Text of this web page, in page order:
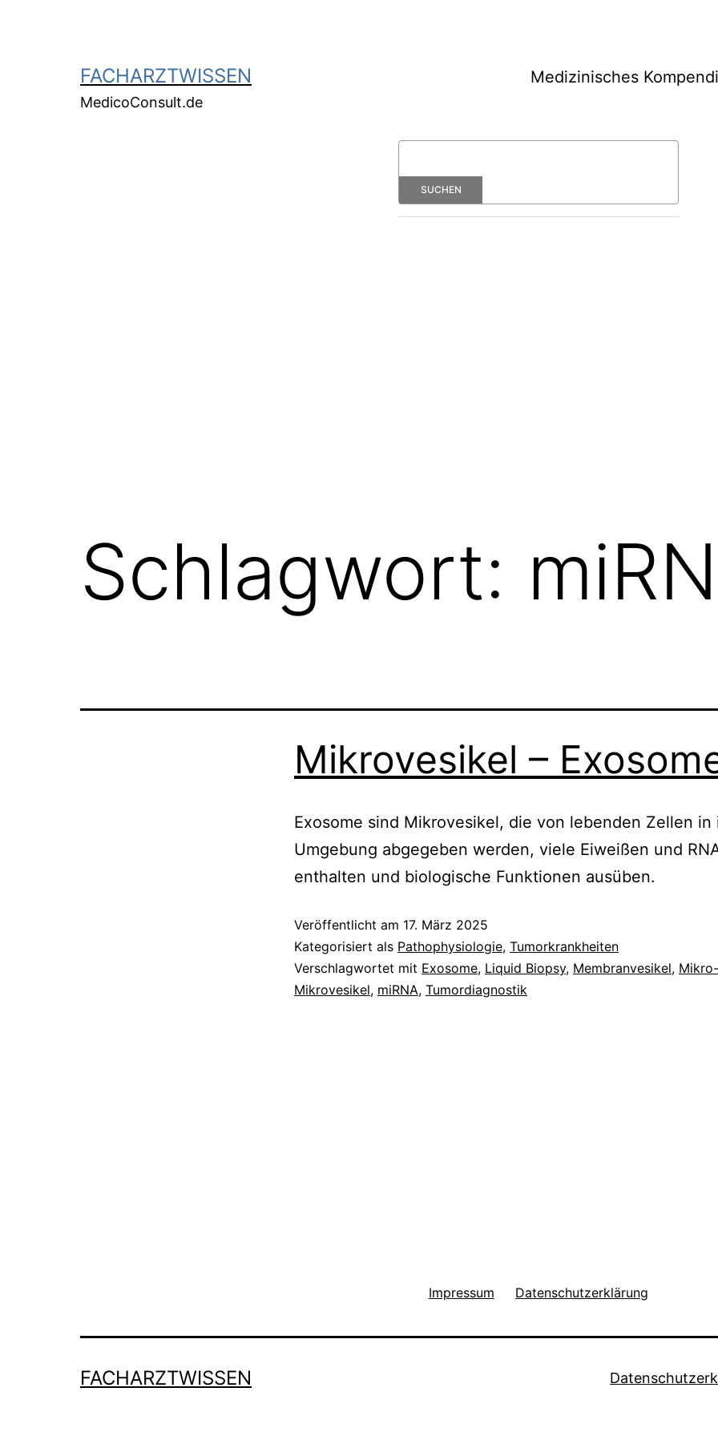
FACHARZTWISSEN
MedicoConsult.de
Medizinisches
Schlagwort:
Mikrovesikel –
Exosome sind Mikrovesikel, die von lebenden Zellen in
Umgebung abgegeben werden, viele Eiweißen und
enthalten und biologische Funktionen ausüben.
Veröffentlicht am 17. März 2025
Kategorisiert als Pathophysiologie, Tumorkrankheiten
Verschlagwortet mit Exosome, Liquid Biopsy, Membranvesikel,
Mikrovesikel, miRNA, Tumordiagnostik
Impressum Datenschutzerklärung
FACHARZTWISSEN